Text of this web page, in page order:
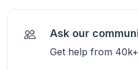
Ask our
Get help from